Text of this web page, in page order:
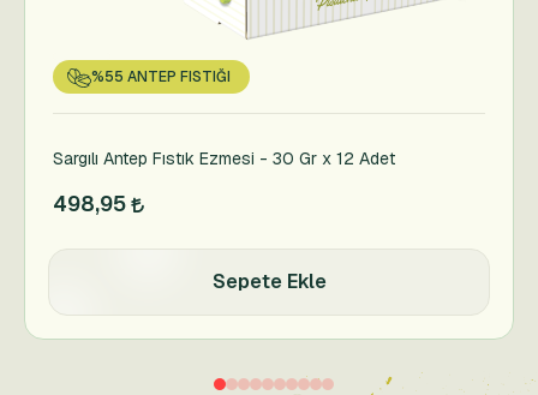
%55 ANTEP FISTIĞI
Sargılı Antep Fıstık Ezmesi - 30 Gr x 12 Adet
498,95
Sepete Ekle